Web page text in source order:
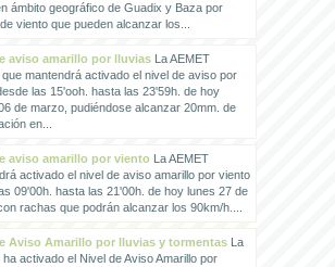
ámbito geográfico de Guadix y Baza por
viento que pueden alcanzar los...
aviso amarillo por lluviasLa AEMET
mantendrá activado el nivel de aviso por
las 15'ooh. hasta las 23'59h. de hoy
de marzo, pudiéndose alcanzar 20mm. de
en...
aviso amarillo por vientoLa AEMET
activado el nivel de aviso amarillo por viento
09'00h. hasta las 21'00h. de hoy lunes 27 de
rachas que podrán alcanzar los 90km/h....
Aviso Amarillo por lluvias y tormentasLa
ha activado el Nivel de Aviso Amarillo por